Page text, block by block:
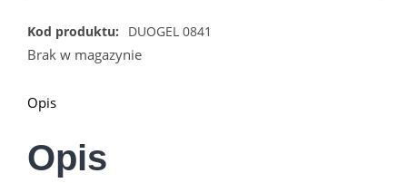
Kod produktu: DUOGEL 0841
Brak w magazynie
Opis
Opis